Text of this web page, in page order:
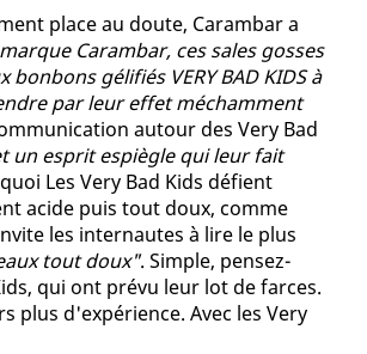
place au doute, Carambar a
Carambar, ces sales gosses
gélifiés VERY BAD KIDS à
par leur effet méchamment
autour des Very Bad
un esprit espiègle qui leur fait
Les Very Bad Kids défient
acide puis tout doux, comme
les internautes à lire le plus
tout doux". Simple, pensez-
qui ont prévu leur lot de farces.
plus d'expérience. Avec les Very